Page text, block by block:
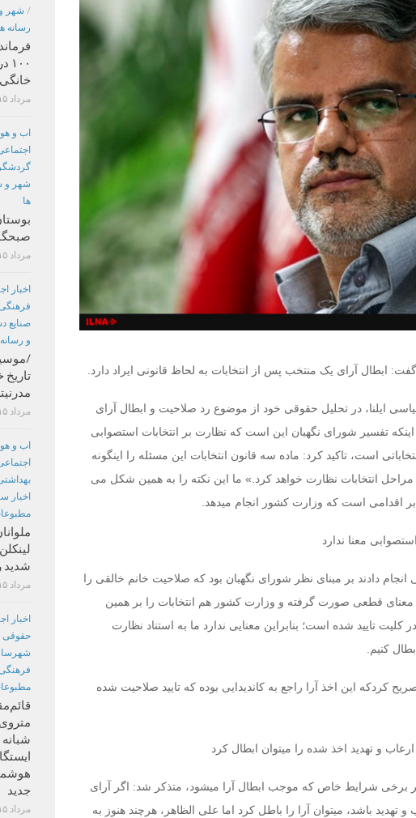
ابطال آرای یک منتخب پس از انتخابات به لحاظ قانونی ایراد دارد.
ایلنا، در تحلیل حقوقی خود از موضوع رد صلاحیت و ابطال آرای
تفسیر شورای نگهبان این است که نظارت بر انتخابات استصوابی
است، تاکید کرد: ماده سه قانون انتخابات این مسئله را اینگونه
انتخابات نظارت خواهد کرد.» ما این نکته را به همین شکل می
اقدامی است که وزارت کشور انجام میدهد.
معنا ندارد
دادند بر مبنای نظر شورای نگهبان بود که صلاحیت خانم خالقی را
به معنای قطعی صورت گرفته و وزارت کشور هم انتخابات را بر همین
تایید شده است؛ بنابراین معنایی ندارد ما به استناد نظارت
کنیم.
کردکه این اخذ آرا راجع به کاندیدایی بوده که تایید صلاحیت شده
و تهدید اخذ شده را میتوان ابطال کرد
برخی شرایط خاص که موجب ابطال آرا میشود، متذکر شد: اگر آرای
و تهدید باشد، میتوان آرا را باطل کرد اما علی الظاهر، هرچند هنوز به
/ شهر
رسانه
مرداد ۱۵, ۱۴۰۵
اب و
شهر و
ها
مرداد ۱۵, ۱۴۰۵
اخبار
فرهنگی
صنایع
و
/
مرداد ۱۵, ۱۴۰۵
اب و
اخبار
شدید
مرداد ۱۵, ۱۴۰۵
اخبار
حقوقی
فرهنگی
جدید
مرداد ۱۵, ۱۴۰۵